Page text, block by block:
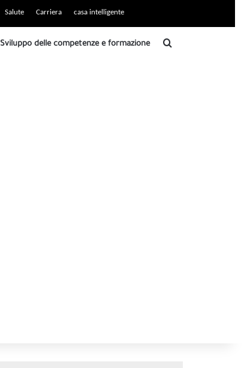
Salute Carriera casa intelligente
Sviluppo delle competenze e formazione Ricerca